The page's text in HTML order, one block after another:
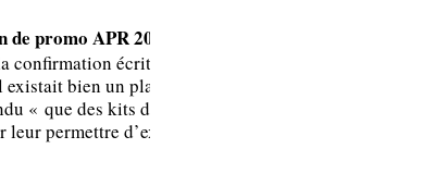
promo APR 2012
écrite de la
bien un plan de
« que des kits de
permettre d’expliquer